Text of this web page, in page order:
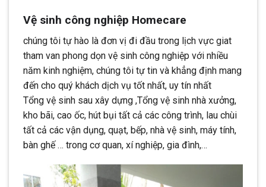
Vệ sinh công nghiệp Homecare
chúng tôi tự hào là đơn vị đi đầu trong lịch vực giat
tham van phong dọn vệ sinh công nghiệp với nhiều
năm kinh nghiệm, chúng tôi tự tin và khẳng định mang
đến cho quý khách dịch vụ tốt nhất, uy tín nhất
Tổng vệ sinh sau xây dựng ,Tổng vệ sinh nhà xưởng,
kho bãi, cao ốc, hút bụi tất cả các công trình, lau chùi
tất cả các vận dụng, quạt, bếp, nhà vệ sinh, máy tính,
bàn ghế … trong cơ quan, xí nghiệp, gia đình,…